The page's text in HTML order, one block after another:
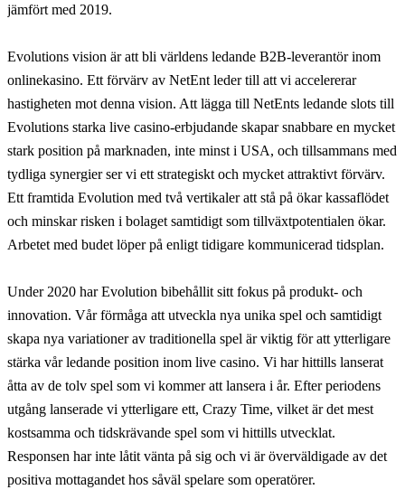
jämfört med 2019.
Evolutions vision är att bli världens ledande B2B-leverantör inom
onlinekasino. Ett förvärv av NetEnt leder till att vi accelererar
hastigheten mot denna vision. Att lägga till NetEnts ledande slots till
Evolutions starka live casino-erbjudande skapar snabbare en mycket
stark position på marknaden, inte minst i USA, och tillsammans med
tydliga synergier ser vi ett strategiskt och mycket attraktivt förvärv.
Ett framtida Evolution med två vertikaler att stå på ökar kassaflödet
och minskar risken i bolaget samtidigt som tillväxtpotentialen ökar.
Arbetet med budet löper på enligt tidigare kommunicerad tidsplan.
Under 2020 har Evolution bibehållit sitt fokus på produkt- och
innovation. Vår förmåga att utveckla nya unika spel och samtidigt
skapa nya variationer av traditionella spel är viktig för att ytterligare
stärka vår ledande position inom live casino. Vi har hittills lanserat
åtta av de tolv spel som vi kommer att lansera i år. Efter periodens
utgång lanserade vi ytterligare ett, Crazy Time, vilket är det mest
kostsamma och tidskrävande spel som vi hittills utvecklat.
Responsen har inte låtit vänta på sig och vi är överväldigade av det
positiva mottagandet hos såväl spelare som operatörer.